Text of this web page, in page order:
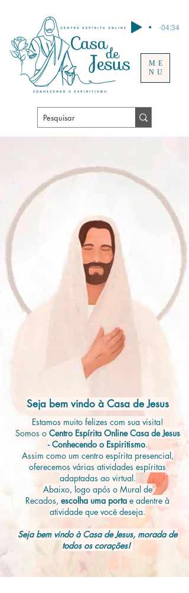
ME
NU
-04:34
Seja bem vindo à Casa de Jesus
Estamos muito felizes com sua visita!
Somos o Centro Espírita Online Casa de Jesus
- Conhecendo o Espiritismo.
Assim como um centro espírita presencial,
oferecemos várias atividades espíritas
adaptadas ao virtual.
Abaixo, logo após o Mural de
Recados, escolha uma porta e adentre à
atividade que você deseja.
Seja bem vindo à Casa de Jesus, morada de
todos os corações!